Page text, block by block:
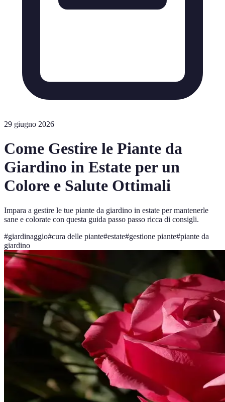
29 giugno 2026
Come Gestire le Piante da
Giardino in Estate per un
Colore e Salute Ottimali
Impara a gestire le tue piante da giardino in estate per mantenerle
sane e colorate con questa guida passo passo ricca di consigli.
#giardinaggio#cura delle piante#estate#gestione piante#piante da
giardino